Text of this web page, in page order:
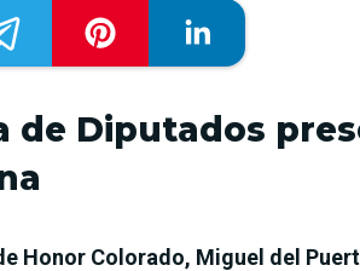
de Diputados
Honor Colorado, Miguel del